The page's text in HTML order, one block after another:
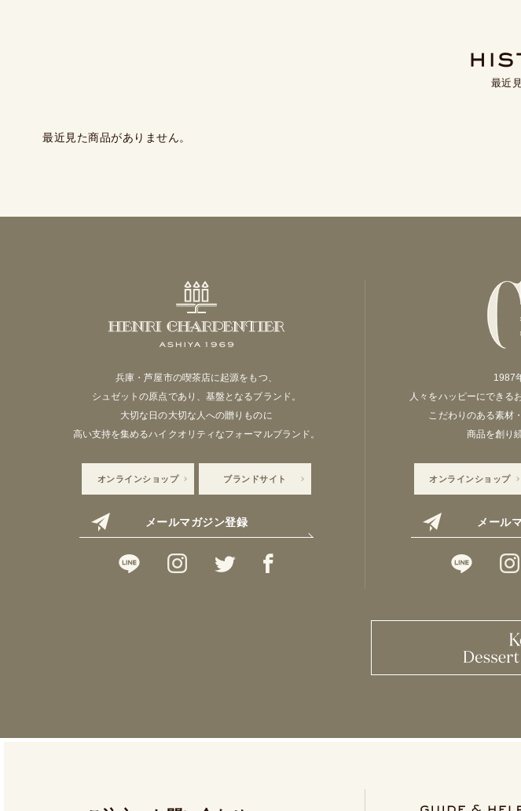
最近
最近見た商品がありません。
兵庫・芦屋市の喫茶店に起源をもつ、
シュゼットの原点であり、基盤となるブランド。
大切な日の大切な人への贈りものに
高い支持を集めるハイクオリティなフォーマルブランド。
オンラインショップ ブランドサイト
メールマガジン登録
1987
人々をハッピーにできる
こだわりのある素材
商品を創り
オンラインショップ
メール